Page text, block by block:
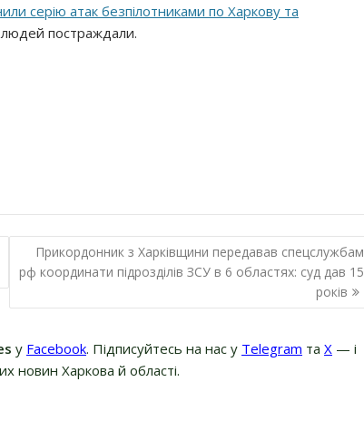
серію атак безпілотниками по Харкову та
людей постраждали.
Прикордонник з Харківщини передавав спецслужбам
рф координати підрозділів ЗСУ в 6 областях: суд дав 15
років
у Facebook. Підписуйтесь на нас у Telegram та Х — і
новин Харкова й області.